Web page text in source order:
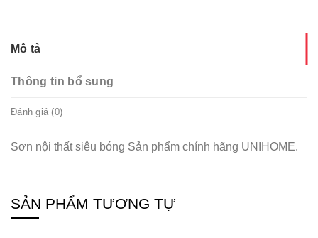
Mô tả
Thông tin bổ sung
Đánh giá (0)
Sơn nội thất siêu bóng Sản phẩm chính hãng UNIHOME.
SẢN PHẨM TƯƠNG TỰ